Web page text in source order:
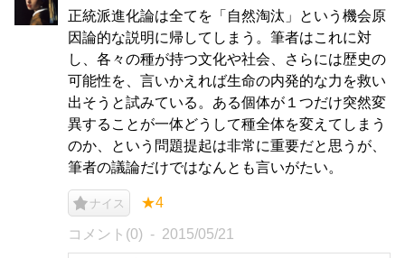
正統派進化論は全てを「自然淘汰」という機会原
因論的な説明に帰してしまう。筆者はこれに対
し、各々の種が持つ文化や社会、さらには歴史の
可能性を、言いかえれば生命の内発的な力を救い
出そうと試みている。ある個体が１つだけ突然変
異することが一体どうして種全体を変えてしまう
のか、という問題提起は非常に重要だと思うが、
筆者の議論だけではなんとも言いがたい。
ナイス ★4
コメント(0) 2015/05/21